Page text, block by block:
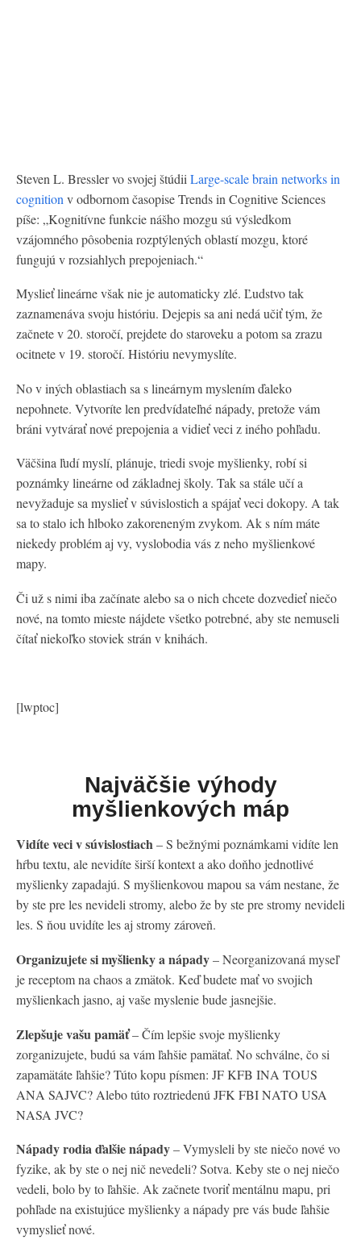
Steven L. Bressler vo svojej štúdii Large-scale brain networks in
cognition v odbornom časopise Trends in Cognitive Sciences
píše: „Kognitívne funkcie nášho mozgu sú výsledkom
vzájomného pôsobenia rozptýlených oblastí mozgu, ktoré
fungujú v rozsiahlych prepojeniach.“
Myslieť lineárne však nie je automaticky zlé. Ľudstvo tak
zaznamenáva svoju históriu. Dejepis sa ani nedá učiť tým, že
začnete v 20. storočí, prejdete do staroveku a potom sa zrazu
ocitnete v 19. storočí. Históriu nevymyslíte.
No v iných oblastiach sa s lineárnym myslením ďaleko
nepohnete. Vytvoríte len predvídateľné nápady, pretože vám
bráni vytvárať nové prepojenia a vidieť veci z iného pohľadu.
Väčšina ľudí myslí, plánuje, triedi svoje myšlienky, robí si
poznámky lineárne od základnej školy. Tak sa stále učí a
nevyžaduje sa myslieť v súvislostich a spájať veci dokopy. A tak
sa to stalo ich hlboko zakoreneným zvykom. Ak s ním máte
niekedy problém aj vy, vyslobodia vás z neho myšlienkové
mapy.
Či už s nimi iba začínate alebo sa o nich chcete dozvedieť niečo
nové, na tomto mieste nájdete všetko potrebné, aby ste nemuseli
čítať niekoľko stoviek strán v knihách.
[lwptoc]
Najväčšie výhody
myšlienkových máp
Vidíte veci v súvislostiach– S bežnými poznámkami vidíte len
hŕbu textu, ale nevidíte širší kontext a ako doňho jednotlivé
myšlienky zapadajú. S myšlienkovou mapou sa vám nestane, že
by ste pre les nevideli stromy, alebo že by ste pre stromy nevideli
les. S ňou uvidíte les aj stromy zároveň.
Organizujete si myšlienky a nápady– Neorganizovaná myseľ
je receptom na chaos a zmätok. Keď budete mať vo svojich
myšlienkach jasno, aj vaše myslenie bude jasnejšie.
Zlepšuje vašu pamäť– Čím lepšie svoje myšlienky
zorganizujete, budú sa vám ľahšie pamätať. No schválne, čo si
zapamätáte ľahšie? Túto kopu písmen: JF KFB INA TOUS
ANA SAJVC? Alebo túto roztriedenú JFK FBI NATO USA
NASA JVC?
Nápady rodia ďalšie nápady– Vymysleli by ste niečo nové vo
fyzike, ak by ste o nej nič nevedeli? Sotva. Keby ste o nej niečo
vedeli, bolo by to ľahšie. Ak začnete tvoriť mentálnu mapu, pri
pohľade na existujúce myšlienky a nápady pre vás bude ľahšie
vymyslieť nové.